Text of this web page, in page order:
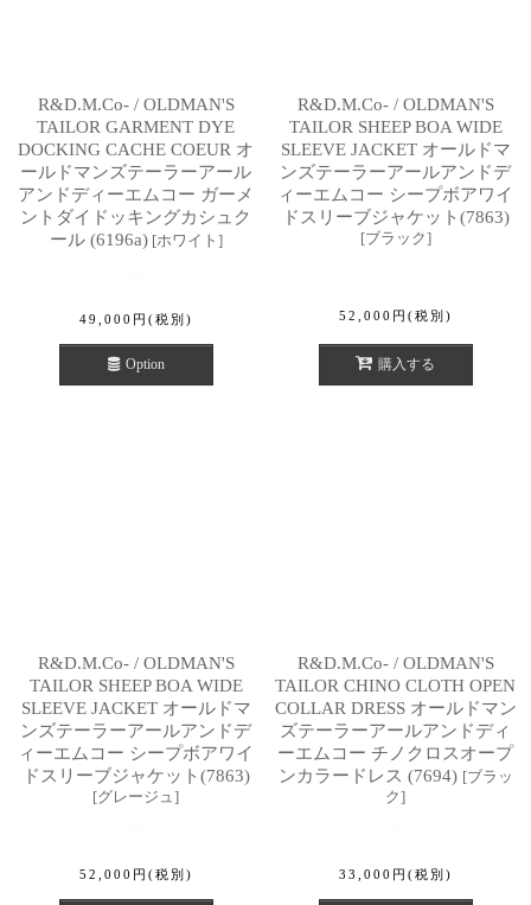
R&D.M.Co- / OLDMAN'S
TAILOR GARMENT DYE
DOCKING CACHE COEUR オ
ールドマンズテーラーアール
アンドディーエムコー ガーメ
ントダイドッキングカシュク
ール (6196a) [ホワイト ]
49,000 円 (税別)
Option
R&D.M.Co- / OLDMAN'S
TAILOR SHEEP BOA WIDE
SLEEVE JACKET オールドマ
ンズテーラーアールアンドデ
ィーエムコー シープボアワイ
ドスリーブジャケット(7863)
[ブラック]
52,000 円 (税別)
購入する
R&D.M.Co- / OLDMAN'S
TAILOR SHEEP BOA WIDE
SLEEVE JACKET オールドマ
ンズテーラーアールアンドデ
ィーエムコー シープボアワイ
ドスリーブジャケット(7863)
[グレージュ ]
52,000 円 (税別)
R&D.M.Co- / OLDMAN'S
TAILOR CHINO CLOTH OPEN
COLLAR DRESS オールドマン
ズテーラーアールアンドディ
ーエムコー チノクロスオープ
ンカラードレス (7694) [ブラッ
ク]
33,000 円 (税別)